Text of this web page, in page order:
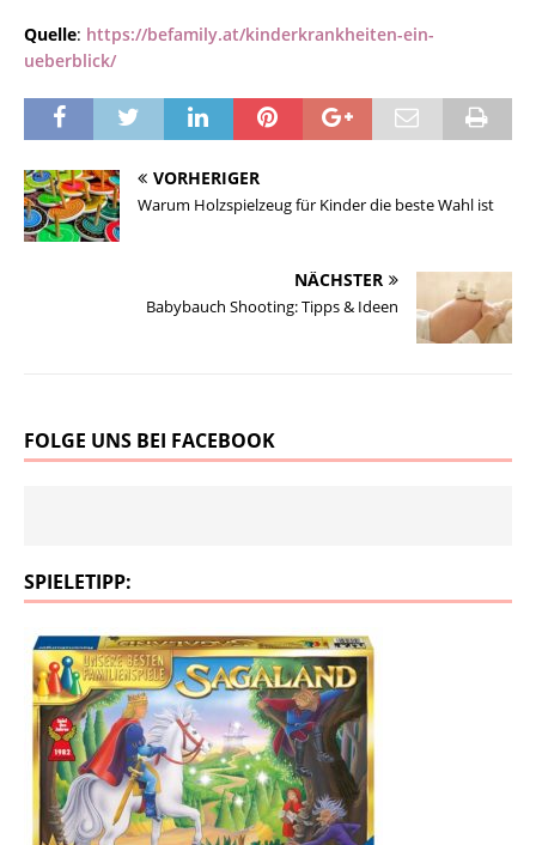
Quelle: https://befamily.at/kinderkrankheiten-ein-
ueberblick/
VORHERIGER
Warum Holzspielzeug für Kinder die beste Wahl ist
NÄCHSTER
Babybauch Shooting: Tipps & Ideen
FOLGE UNS BEI FACEBOOK
SPIELETIPP: